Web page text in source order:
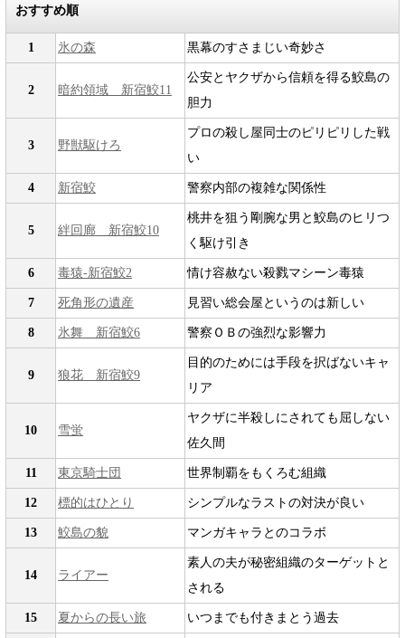
おすすめ順
1 氷の森 黒幕のすさまじい奇妙さ
2 暗約領域 新宿鮫11
公安とヤクザから信頼を得る鮫島の
胆力
3 野獣駆けろ
プロの殺し屋同士のピリピリした戦
い
4 新宿鮫 警察内部の複雑な関係性
5 絆回廊 新宿鮫10
桃井を狙う剛腕な男と鮫島のヒリつ
く駆け引き
6 毒猿-新宿鮫2 情け容赦ない殺戮マシーン毒猿
7 死角形の遺産 見習い総会屋というのは新しい
8 氷舞 新宿鮫6 警察ＯＢの強烈な影響力
9 狼花 新宿鮫9
目的のためには手段を択ばないキャ
リア
10 雪蛍
ヤクザに半殺しにされても屈しない
佐久間
11 東京騎士団 世界制覇をもくろむ組織
12 標的はひとり シンプルなラストの対決が良い
13 鮫島の貌 マンガキャラとのコラボ
14 ライアー
素人の夫が秘密組織のターゲットと
される
15 夏からの長い旅 いつまでも付きまとう過去